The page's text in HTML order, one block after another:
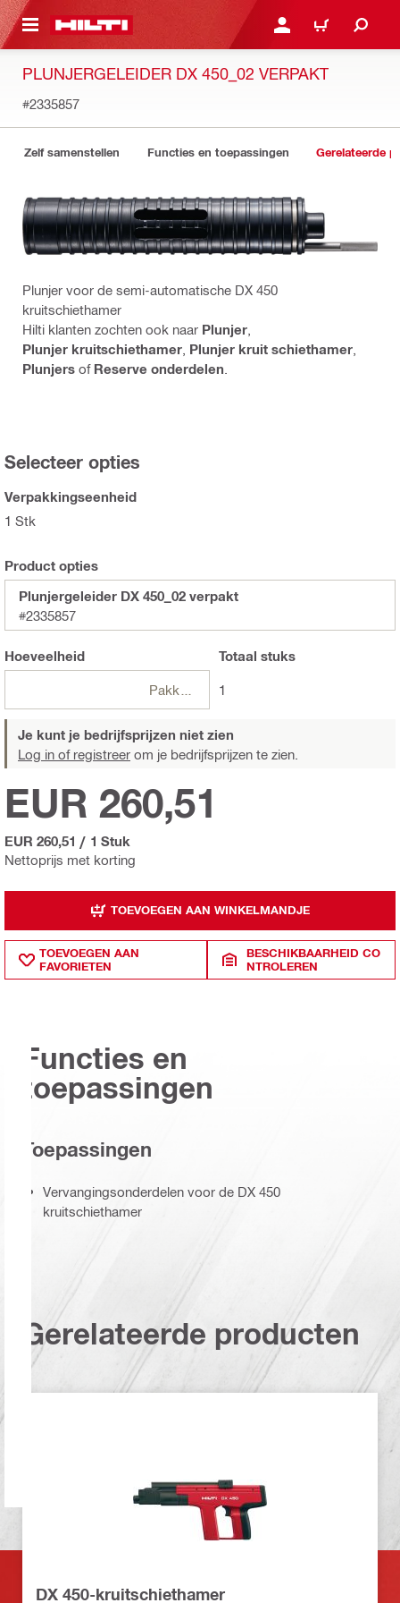
HOOFDINHOUD AANMELDEN OF
WINKELWAGEN
PLUNJERGELEIDER DX 450_02 VERPAKT
#2335857
Zelf samenstellen Functies en toepassingen Gerelateerde
Plunjer voor de semi-automatische DX 450
kruitschiethamer
Hilti klanten zochten ook naar Plunjer
Plunjer kruitschiethamer Plunjer kruit schiethamer
Plunjers of Reserve onderdelen
Selecteer opties
Verpakkingseenheid
1 Stk
Product opties
Plunjergeleider DX 450_02 verpakt
#2335857
Hoeveelheid
Pakketten
Totaal stuks
1
Je kunt je bedrijfsprijzen niet zien
Log in of registreer om je bedrijfsprijzen te zien.
Nettoprijs met korting
EUR 260,51
EUR 260,51 / 1 Stuk
TOEVOEGEN AAN WINKELMANDJE
TOEVOEGEN AAN
FAVORIETEN
BESCHIKBAARHEID CO
NTROLEREN
Functies en
toepassingen
Toepassingen
Vervangingsonderdelen voor de DX 450
kruitschiethamer
Gerelateerde producten
DX 450-kruitschiethamer